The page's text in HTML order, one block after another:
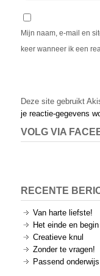
Mijn naam, e-mail en
keer wanneer ik een
Deze site gebruikt
je reactie-gegevens
VOLG VIA
RECENTE
Van harte liefste!
Het einde en
Creatieve knul
Zonder te vragen!
Passend onderwijs